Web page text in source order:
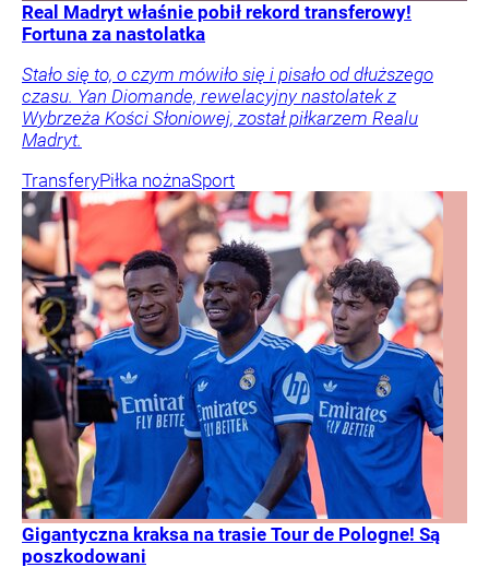
Real Madryt właśnie pobił rekord transferowy!
Fortuna za nastolatka
Stało się to, o czym mówiło się i pisało od dłuższego
czasu. Yan Diomande, rewelacyjny nastolatek z
Wybrzeża Kości Słoniowej, został piłkarzem Realu
Madryt.
TransferyPiłka nożnaSport
Gigantyczna kraksa na trasie Tour de Pologne! Są
poszkodowani